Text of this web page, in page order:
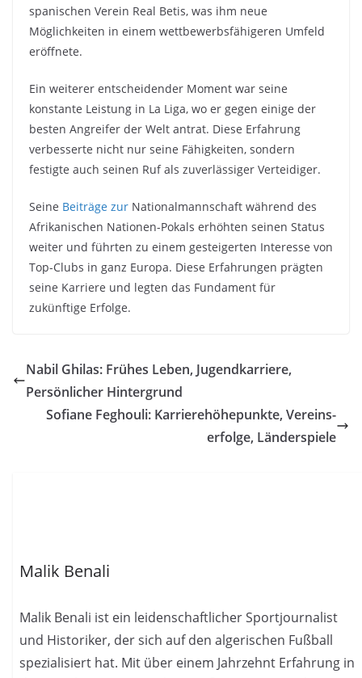
spanischen Verein Real Betis, was ihm neue
Möglichkeiten in einem wettbewerbsfähigeren Umfeld
eröffnete.
Ein weiterer entscheidender Moment war seine
konstante Leistung in La Liga, wo er gegen einige der
besten Angreifer der Welt antrat. Diese Erfahrung
verbesserte nicht nur seine Fähigkeiten, sondern
festigte auch seinen Ruf als zuverlässiger Verteidiger.
Seine Beiträge zur Nationalmannschaft während des
Afrikanischen Nationen-Pokals erhöhten seinen Status
weiter und führten zu einem gesteigerten Interesse von
Top-Clubs in ganz Europa. Diese Erfahrungen prägten
seine Karriere und legten das Fundament für
zukünftige Erfolge.
Nabil Ghilas: Frühes Leben, Jugendkarriere,
Persönlicher Hintergrund
Sofiane Feghouli: Karrierehöhepunkte, Vereins­
erfolge, Länderspiele
Malik Benali
Malik Benali ist ein leidenschaftlicher Sportjournalist
und Historiker, der sich auf den algerischen Fußball
spezialisiert hat. Mit über einem Jahrzehnt Erfahrung in